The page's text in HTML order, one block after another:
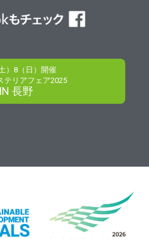
）8（日）開催
テリアフェア2025
IN 長野